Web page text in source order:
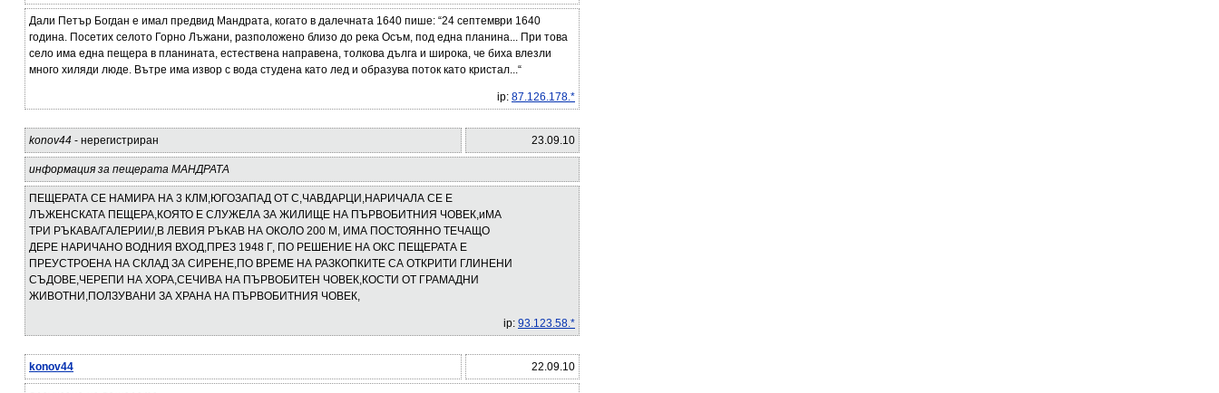
Дали Петър Богдан е имал предвид Мандрата, когато в далечната 1640 пише: “24 септември 1640
година. Посетих селото Горно Лъжани, разположено близо до река Осъм, под една планина... При това
село има една пещера в планината, естествена направена, толкова дълга и широка, че биха влезли
много хиляди люде. Вътре има извор с вода студена като лед и образува поток като кристал...“
ip: 87.126.178.*
konov44 - нерегистриран 23.09.10
информация за пещерата МАНДРАТА
ПЕЩЕРАТА СЕ НАМИРА НА 3 КЛМ,ЮГОЗАПАД ОТ С,ЧАВДАРЦИ,НАРИЧАЛА СЕ Е
ЛЪЖЕНСКАТА ПЕЩЕРА,КОЯТО Е СЛУЖЕЛА ЗА ЖИЛИЩЕ НА ПЪРВОБИТНИЯ ЧОВЕК,иМА
ТРИ РЪКАВА/ГАЛЕРИИ/,В ЛЕВИЯ РЪКАВ НА ОКОЛО 200 М, ИМА ПОСТОЯННО ТЕЧАЩО
ДЕРЕ НАРИЧАНО ВОДНИЯ ВХОД,ПРЕЗ 1948 Г, ПО РЕШЕНИЕ НА ОКС ПЕЩЕРАТА Е
ПРЕУСТРОЕНА НА СКЛАД ЗА СИРЕНЕ,ПО ВРЕМЕ НА РАЗКОПКИТЕ СА ОТКРИТИ ГЛИНЕНИ
СЪДОВЕ,ЧЕРЕПИ НА ХОРА,СЕЧИВА НА ПЪРВОБИТЕН ЧОВЕК,КОСТИ ОТ ГРАМАДНИ
ЖИВОТНИ,ПОЛЗУВАНИ ЗА ХРАНА НА ПЪРВОБИТНИЯ ЧОВЕК,
ip: 93.123.58.*
konov44 22.09.10